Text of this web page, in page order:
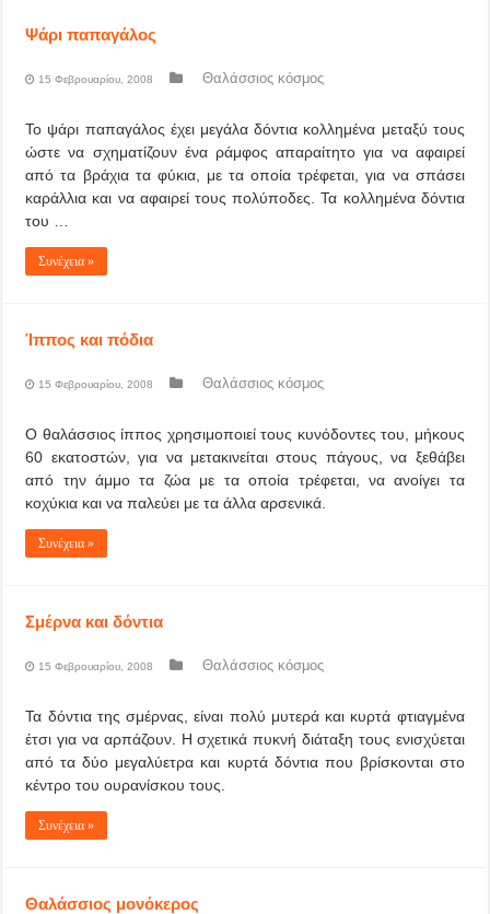
Ψάρι παπαγάλος
15 Φεβρουαρίου, 2008 Θαλάσσιος κόσμος
Το ψάρι παπαγάλος έχει μεγάλα δόντια κολλημένα μεταξύ τους
ώστε να σχηματίζουν ένα ράμφος απαραίτητο για να αφαιρεί
από τα βράχια τα φύκια, με τα οποία τρέφεται, για να σπάσει
καράλλια και να αφαιρεί τους πολύποδες. Τα κολλημένα δόντια
του …
Συνέχεια »
Ίππος και πόδια
15 Φεβρουαρίου, 2008 Θαλάσσιος κόσμος
Ο θαλάσσιος ίππος χρησιμοποιεί τους κυνόδοντες του, μήκους
60 εκατοστών, για να μετακινείται στους πάγους, να ξεθάβει
από την άμμο τα ζώα με τα οποία τρέφεται, να ανοίγει τα
κοχύκια και να παλεύει με τα άλλα αρσενικά.
Συνέχεια »
Σμέρνα και δόντια
15 Φεβρουαρίου, 2008 Θαλάσσιος κόσμος
Τα δόντια της σμέρνας, είναι πολύ μυτερά και κυρτά φτιαγμένα
έτσι για να αρπάζουν. Η σχετικά πυκνή διάταξη τους ενισχύεται
από τα δύο μεγαλύετρα και κυρτά δόντια που βρίσκονται στο
κέντρο του ουρανίσκου τους.
Συνέχεια »
Θαλάσσιος μονόκερος